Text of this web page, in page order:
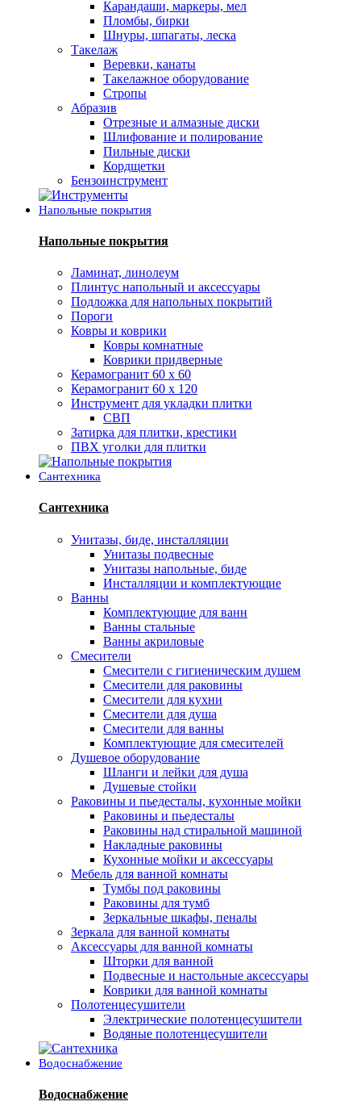
Карандаши, маркеры, мел
Пломбы, бирки
Шнуры, шпагаты, леска
Такелаж
Веревки, канаты
Такелажное оборудование
Стропы
Абразив
Отрезные и алмазные диски
Шлифование и полирование
Пильные диски
Кордщетки
Бензоинструмент
Напольные покрытия
Напольные покрытия
Ламинат, линолеум
Плинтус напольный и аксессуары
Подложка для напольных покрытий
Пороги
Ковры и коврики
Ковры комнатные
Коврики придверные
Керамогранит 60 х 60
Керамогранит 60 х 120
Инструмент для укладки плитки
СВП
Затирка для плитки, крестики
ПВХ уголки для плитки
Сантехника
Сантехника
Унитазы, биде, инсталляции
Унитазы подвесные
Унитазы напольные, биде
Инсталляции и комплектующие
Ванны
Комплектующие для ванн
Ванны стальные
Ванны акриловые
Смесители
Смесители с гигиеническим душем
Смесители для раковины
Смесители для кухни
Смесители для душа
Смесители для ванны
Комплектующие для смесителей
Душевое оборудование
Шланги и лейки для душа
Душевые стойки
Раковины и пьедесталы, кухонные мойки
Раковины и пьедесталы
Раковины над стиральной машиной
Накладные раковины
Кухонные мойки и аксессуары
Мебель для ванной комнаты
Тумбы под раковины
Раковины для тумб
Зеркальные шкафы, пеналы
Зеркала для ванной комнаты
Аксессуары для ванной комнаты
Шторки для ванной
Подвесные и настольные аксессуары
Коврики для ванной комнаты
Полотенцесушители
Электрические полотенцесушители
Водяные полотенцесушители
Водоснабжение
Водоснабжение